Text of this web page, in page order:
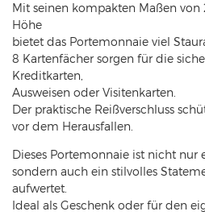
Mit seinen kompakten Maßen von
Höhe
bietet das Portemonnaie viel
8 Kartenfächer sorgen für die
Kreditkarten,
Ausweisen oder Visitenkarten.
Der praktische Reißverschluss
vor dem Herausfallen.
Dieses Portemonnaie ist nicht nur
sondern auch ein stilvolles
aufwertet.
Ideal als Geschenk oder für den